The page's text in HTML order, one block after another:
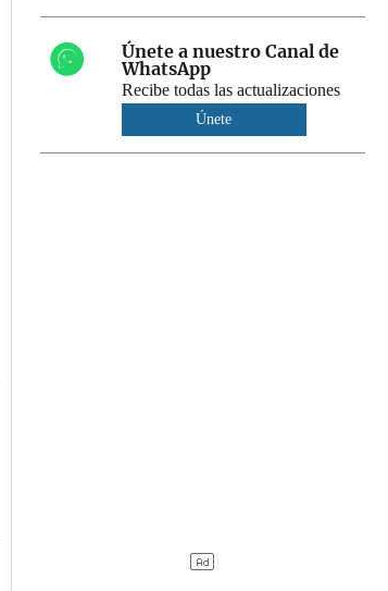
Únete a nuestro Canal de
WhatsApp
Recibe todas las actualizaciones
Únete